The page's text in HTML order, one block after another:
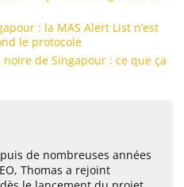
: la MAS Alert List n’est
le protocole
de Singapour : ce que ça
de nombreuses années
Thomas a rejoint